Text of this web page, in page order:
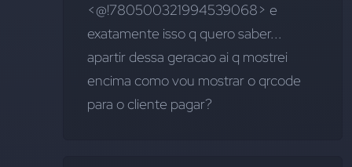
<@!780500321994539068> e
exatamente isso q quero saber...
apartir dessa geracao ai q mostrei
encima como vou mostrar o qrcode
para o cliente pagar?